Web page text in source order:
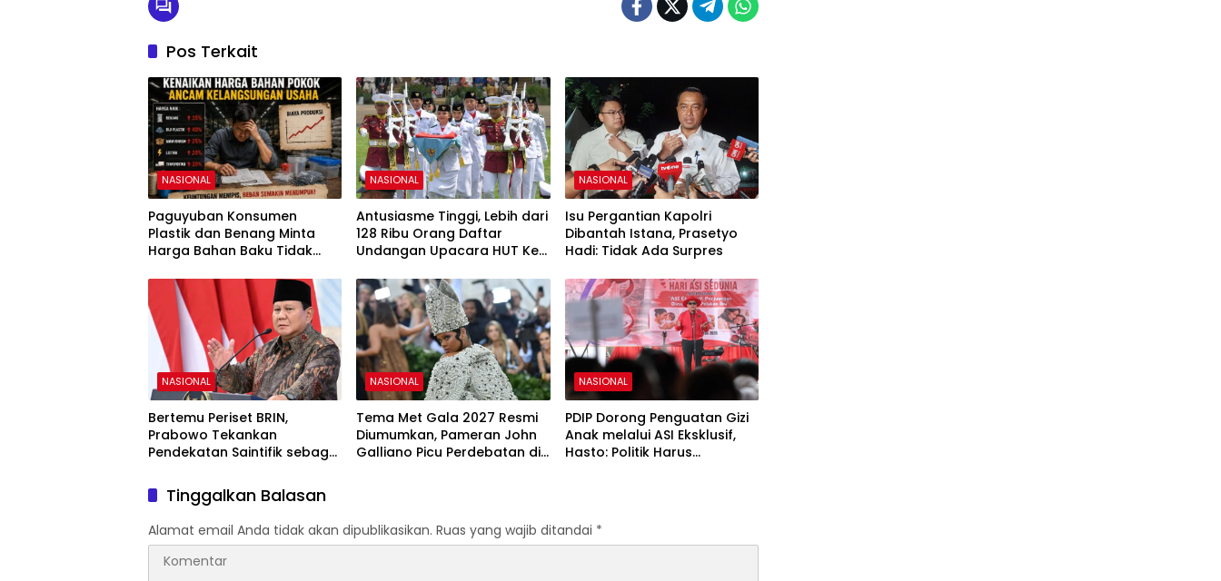
Pos Terkait
NASIONAL
Paguyuban Konsumen
Plastik dan Benang Minta
Harga Bahan Baku Tidak
NASIONAL
Antusiasme Tinggi, Lebih dari
128 Ribu Orang Daftar
Undangan Upacara HUT Ke-
NASIONAL
Isu Pergantian Kapolri
Dibantah Istana, Prasetyo
Hadi: Tidak Ada Surpres
NASIONAL
Bertemu Periset BRIN,
Prabowo Tekankan
Pendekatan Saintifik sebagai
NASIONAL
Tema Met Gala 2027 Resmi
Diumumkan, Pameran John
Galliano Picu Perdebatan di
NASIONAL
PDIP Dorong Penguatan Gizi
Anak melalui ASI Eksklusif,
Hasto: Politik Harus
Tinggalkan Balasan
Alamat email Anda tidak akan dipublikasikan. Ruas yang wajib ditandai *